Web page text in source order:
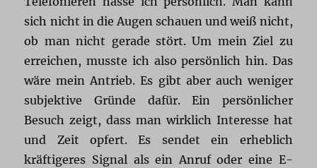
sich nicht in die Augen schauen und weiß nicht,
ob man nicht gerade stört. Um mein Ziel zu
erreichen, musste ich also persönlich hin. Das
wäre mein Antrieb. Es gibt aber auch weniger
subjektive Gründe dafür. Ein persönlicher
Besuch zeigt, dass man wirklich Interesse hat
und Zeit opfert. Es sendet ein erheblich
kräftigeres Signal als ein Anruf oder eine E-